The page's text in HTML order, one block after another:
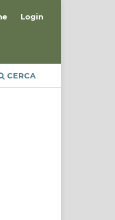
CERCA
Login